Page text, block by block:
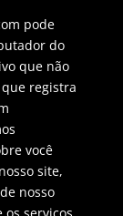
pode
do
que não
registra
você
site,
nosso